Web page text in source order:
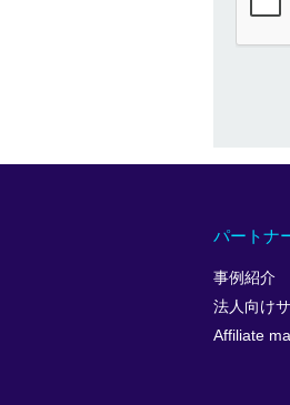
パートナ
事例紹介
法人向け
Affiliate